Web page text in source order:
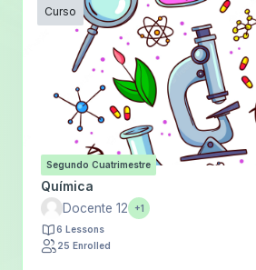
Curso
Segundo Cuatrimestre
Química
Docente 12
+1
6 Lessons
25 Enrolled